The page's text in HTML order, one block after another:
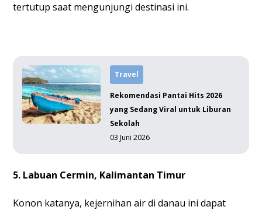
tertutup saat mengunjungi destinasi ini.
Travel
Rekomendasi Pantai Hits 2026
yang Sedang Viral untuk Liburan
Sekolah
03 Juni 2026
5. Labuan Cermin, Kalimantan Timur
Konon katanya, kejernihan air di danau ini dapat